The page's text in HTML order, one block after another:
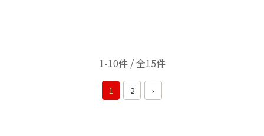
1-10件 / 全15件
1 2 ›